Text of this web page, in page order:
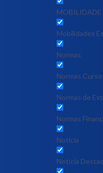
Mobilidades
Normas
Normas Curso
Normas de
Normas
Notícia
Notícia